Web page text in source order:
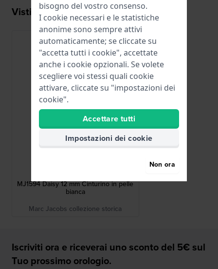
Visti di recente
MJ1594 Daisy 12 mm Cinturino in pelle
bianca
Marc Jacobs collezione storica
Iscriviti ora e riceverai uno sconto del 5€ sul
Tuo prossimo orologio.
bisogno del vostro consenso.
I cookie necessari e le statistiche
anonime sono sempre attivi
automaticamente; se cliccate su
"accetta tutti i cookie", accettate
anche i cookie opzionali. Se volete
scegliere voi stessi quali cookie
attivare, cliccate su "impostazioni dei
cookie".
Accettare tutti
Impostazioni dei cookie
Non ora